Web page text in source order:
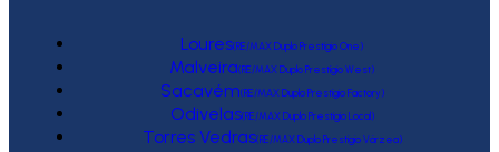
Loures(RE/MAX Duplo Prestígio One)
Malveira(RE/MAX Duplo Prestígio West)
Sacavém(RE/MAX Duplo Prestígio Factory)
Odivelas(RE/MAX Duplo Prestígio Local)
Torres Vedras(RE/MAX Duplo Prestígio Várzea)